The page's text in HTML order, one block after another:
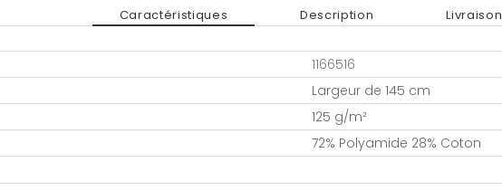
Caractéristiques Description Livraison
1166516
Largeur de 145 cm
125 g/m²
72% Polyamide 28% Coton